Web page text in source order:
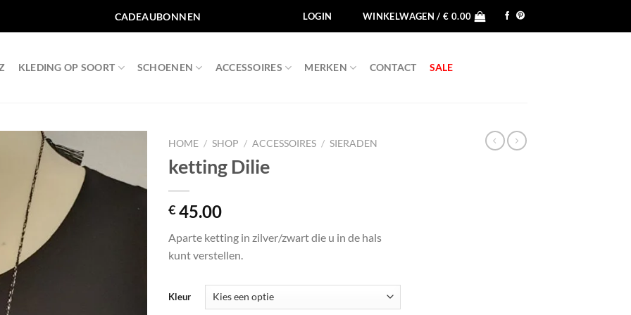
CADEAUBONNEN LOGIN WINKELWAGEN /€ 0.00
KLEDING OP SOORT SCHOENEN ACCESSOIRES MERKEN CONTACT SALE
Toevoegen
HOME / SHOP / ACCESSOIRES / SIERADEN
ketting Dilie
€ 45.00
Aparte ketting in zilver/zwart die u in de hals
kunt verstellen.
Kleur